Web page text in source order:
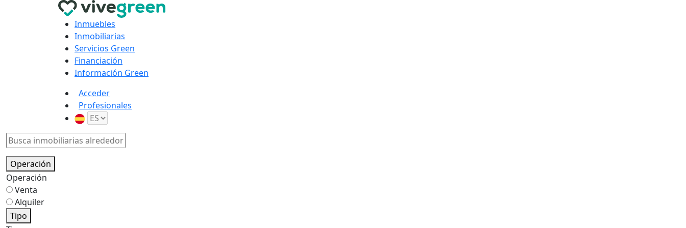
Inmuebles
Inmobiliarias
Servicios Green
Financiación
Información Green
Acceder
Profesionales
Operación
Operación
Venta
Alquiler
Tipo